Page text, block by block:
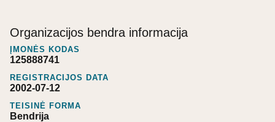
Organizacijos bendra informacija
ĮMONĖS KODAS
125888741
REGISTRACIJOS DATA
2002-07-12
TEISINĖ FORMA
Bendrija